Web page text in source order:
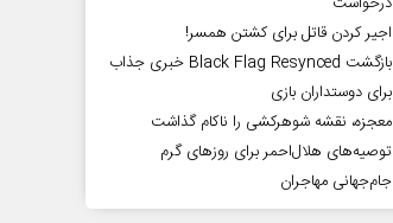
اجیر کردن قاتل برای کشتن همسر!
بازگشت Black Flag Resynced خبری جذاب
برای دوستداران بازی
معجزه، نقشه شوهرکشی را ناکام گذاشت
توصیه‌های هلال‌احمر برای روز‌های گرم
جام‌جهانی مهاجران